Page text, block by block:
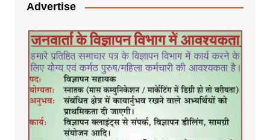
Advertise